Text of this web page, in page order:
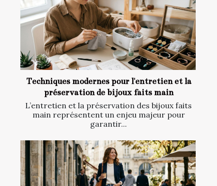
Techniques modernes pour l'entretien et la
préservation de bijoux faits main
L’entretien et la préservation des bijoux faits
main représentent un enjeu majeur pour
garantir...